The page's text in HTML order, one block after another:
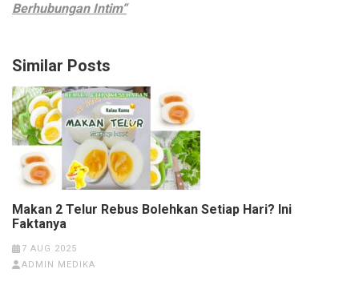
Berhubungan Intim“
Similar Posts
Makan 2 Telur Rebus Bolehkan Setiap Hari? Ini
Faktanya
7 AUG 2025
ADMIN MEDIKA